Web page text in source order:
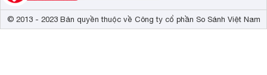
© 2013 - 2023 Bản quyền thuộc về Công ty cổ phần So Sánh Việt Nam